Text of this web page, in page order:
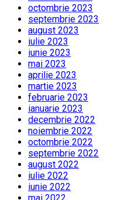
octombrie 2023
septembrie 2023
august 2023
iulie 2023
iunie 2023
mai 2023
aprilie 2023
martie 2023
februarie 2023
ianuarie 2023
decembrie 2022
noiembrie 2022
octombrie 2022
septembrie 2022
august 2022
iulie 2022
iunie 2022